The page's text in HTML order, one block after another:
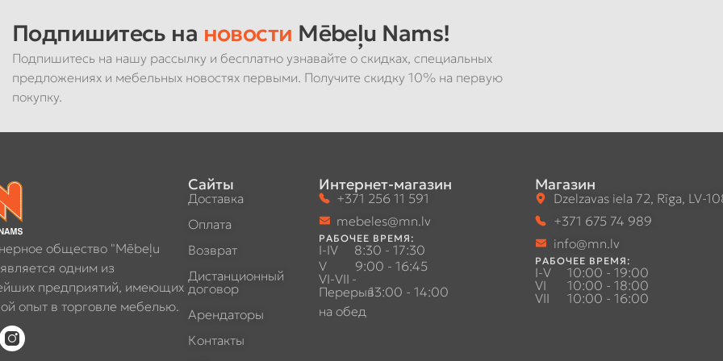
Подпишитесь на новости Mēbeļu Nams!
Подпишитесь на нашу рассылку и бесплатно узнавайте о скидках, специальных
предложениях и мебельных новостях первыми. Получите скидку 10% на первую
покупку.
общество "Mēbeļu
одним из
предприятий, имеющих
опыт в торговле мебелью.
Сайты
Доставка
Оплата
Возврат
Дистанционный
договор
Арендаторы
Контакты
Интернет-магазин
+371 256 11 591
mebeles@mn.lv
РАБОЧЕЕ ВРЕМЯ:
I-IV
8:30 - 17:30
V
9:00 - 16:45
VI-VII -
Перерыв
на обед
13:00 - 14:00
Магазин
Dzelzavas iela 72, Rīga, LV-
+371 675 74 989
info@mn.lv
РАБОЧЕЕ ВРЕМЯ:
I-V
10:00 - 19:00
VI
10:00 - 18:00
VII
10:00 - 16:00